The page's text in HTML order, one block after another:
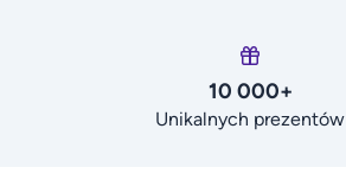
10 000+
Unikalnych prezentów